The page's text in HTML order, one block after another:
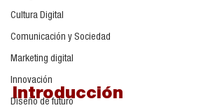
Cultura Digital
Comunicación y Sociedad
Marketing digital
Innovación
Diseño de futuro
Introducción